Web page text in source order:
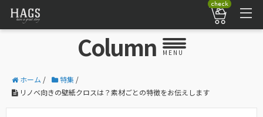
check
Column MENU
ホーム / 特集 /
リノベ向きの壁紙クロスは？素材ごとの特徴をお伝えします